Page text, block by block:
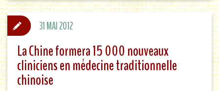
La Chine formera 15 000 nouveaux
cliniciens en médecine traditionnelle
chinoise
31 MAI 2012